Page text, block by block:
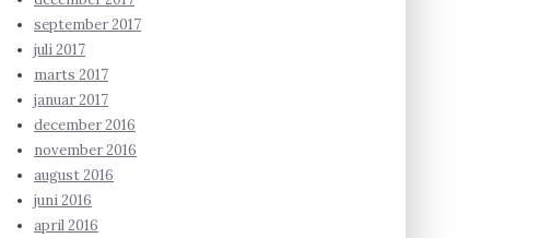
september 2017
juli 2017
marts 2017
januar 2017
december 2016
november 2016
august 2016
juni 2016
april 2016